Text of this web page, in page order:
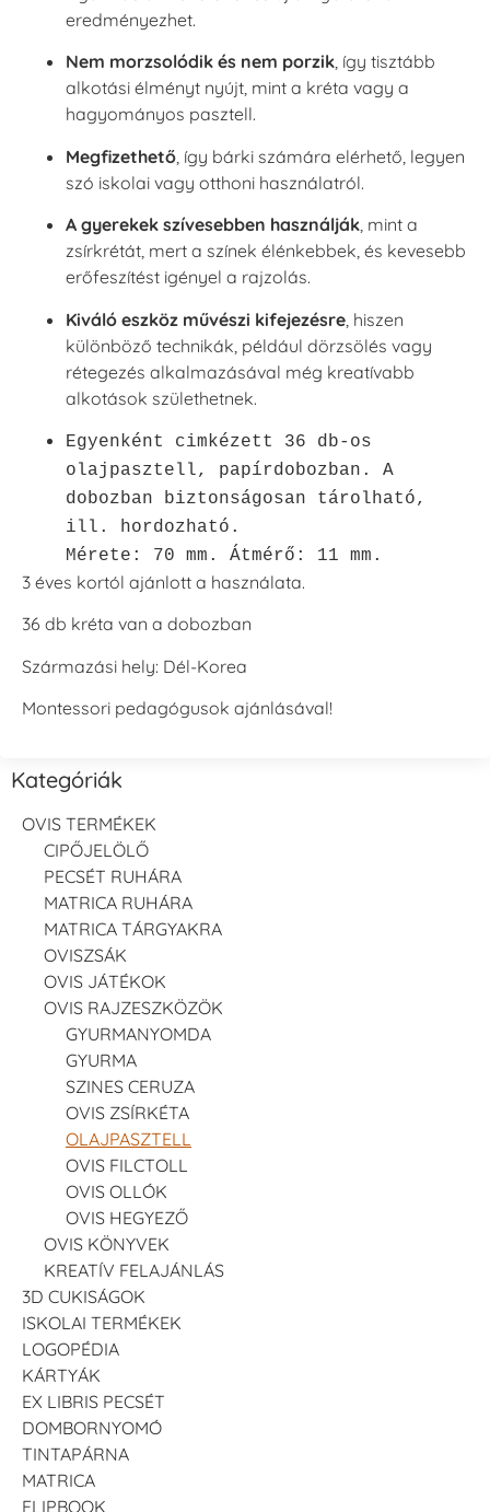
eredményezhet.
Nem morzsolódik és nem porzik, így tisztább
alkotási élményt nyújt, mint a kréta vagy a
hagyományos pasztell.
Megfizethető , így bárki számára elérhető, legyen
szó iskolai vagy otthoni használatról.
A gyerekek szívesebben használják, mint a
zsírkrétát, mert a színek élénkebbek, és kevesebb
erőfeszítést igényel a rajzolás.
Kiváló eszköz művészi kifejezésre , hiszen
különböző technikák, például dörzsölés vagy
rétegezés alkalmazásával még kreatívabb
alkotások születhetnek.
Egyenként cimkézett 36 db-os
olajpasztell, papírdobozban.
A
dobozban biztonságosan tárolható,
ill. hordozható.
Mérete: 70 mm. Átmérő: 11 mm.
3 éves kortól ajánlott a használata.
36 db kréta van a dobozban
Származási hely: Dél-Korea
Montessori pedagógusok ajánlásával!
Kategóriák
OVIS TERMÉKEK
CIPŐJELÖLŐ
PECSÉT RUHÁRA
MATRICA RUHÁRA
MATRICA TÁRGYAKRA
OVISZSÁK
OVIS JÁTÉKOK
OVIS RAJZESZKÖZÖK
GYURMANYOMDA
GYURMA
SZINES CERUZA
OVIS ZSÍRKÉTA
OLAJPASZTELL
OVIS FILCTOLL
OVIS OLLÓK
OVIS HEGYEZŐ
OVIS KÖNYVEK
KREATÍV FELAJÁNLÁS
3D CUKISÁGOK
ISKOLAI TERMÉKEK
LOGOPÉDIA
KÁRTYÁK
EX LIBRIS PECSÉT
DOMBORNYOMÓ
TINTAPÁRNA
MATRICA
FLIPBOOK